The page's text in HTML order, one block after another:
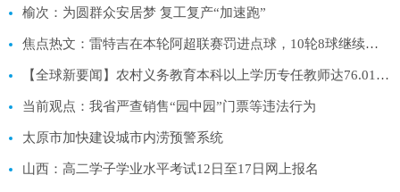
榆次：为圆群众安居梦 复工复产“加速跑”
焦点热文：雷特吉在本轮阿超联赛罚进点球，10轮8球继续领跑射手榜
【全球新要闻】农村义务教育本科以上学历专任教师达76.01%（新数据 新看点）
当前观点：我省严查销售“园中园”门票等违法行为
太原市加快建设城市内涝预警系统
山西：高二学子学业水平考试12日至17日网上报名